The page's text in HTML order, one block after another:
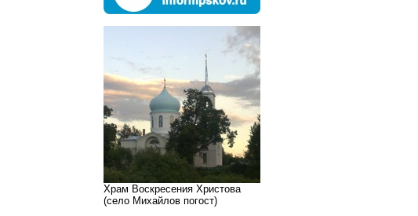
Храм Воскресения Христова
(село Михайлов погост)